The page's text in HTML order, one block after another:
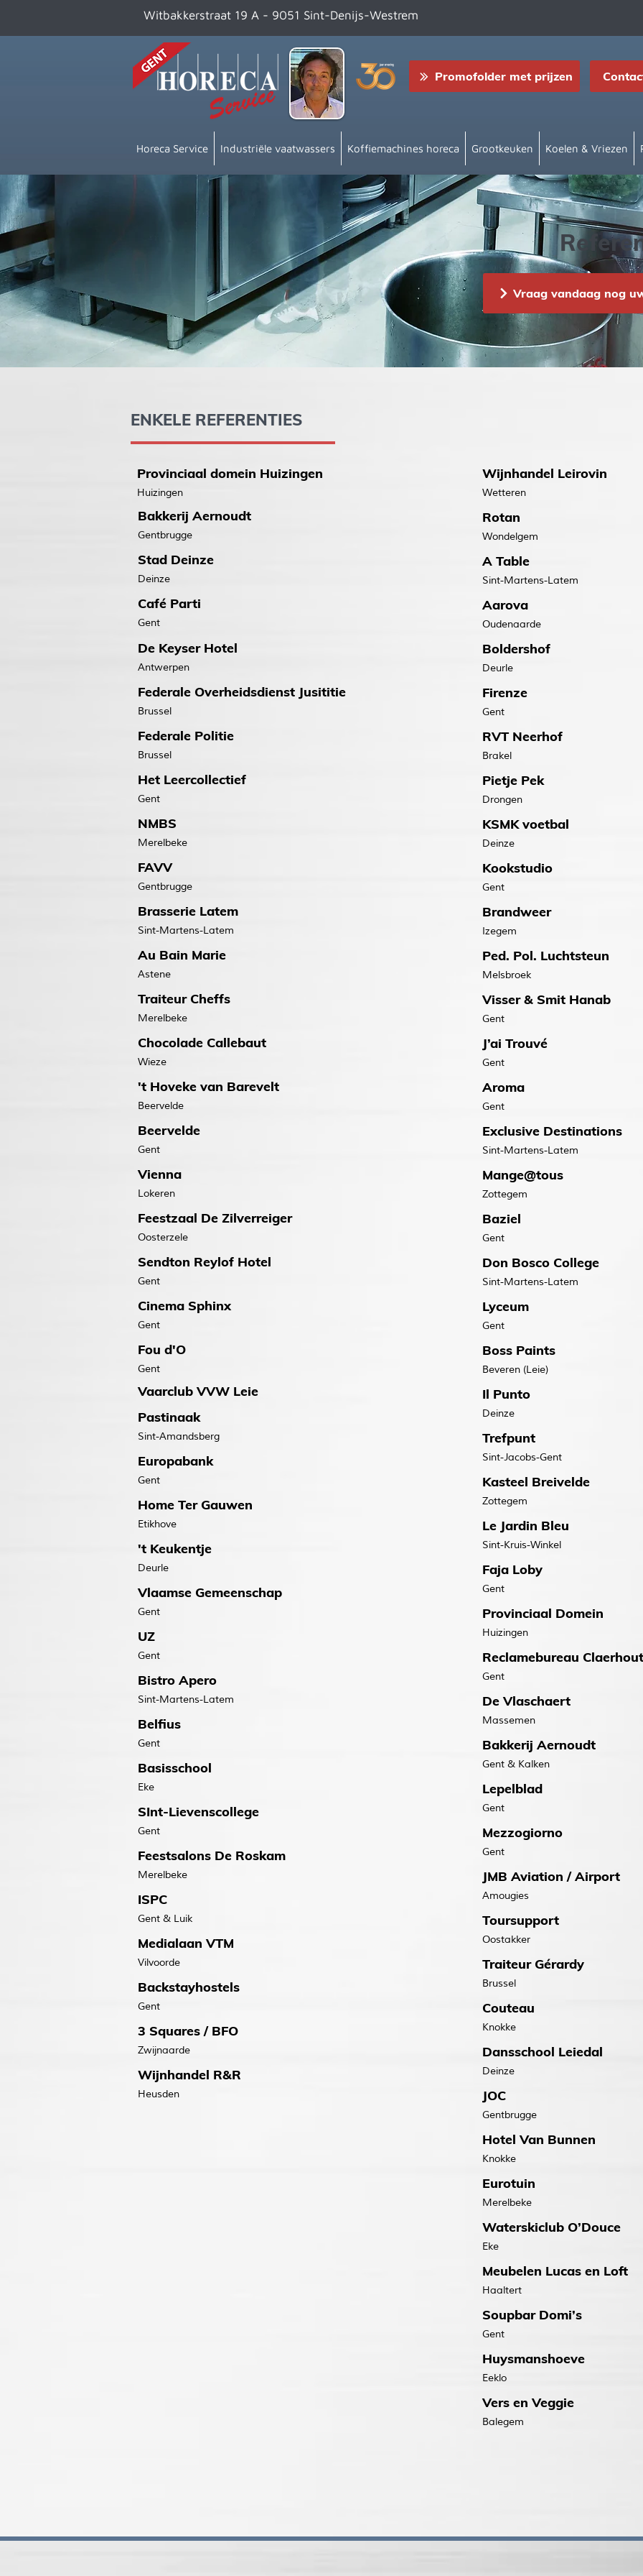
Witbakkerstraat 19 A - 9051 Sint-Denijs-Westrem
Promofolder met prijzen
Horeca Service Industriële vaatwassers Koffiemachines horeca Grootkeuken Koelen & Vriezen
Vraag vandaag nog
ENKELE REFERENTIES
Provinciaal domein Huizingen
Huizingen
Bakkerij Aernoudt
Gentbrugge
Stad Deinze
Deinze
Café Parti
Gent
De Keyser Hotel
Antwerpen
Federale Overheidsdienst Jusititie
Brussel
Federale Politie
Brussel
Het Leercollectief
Gent
NMBS
Merelbeke
FAVV
Gentbrugge
Brasserie Latem
Sint-Martens-Latem
Au Bain Marie
Astene
Traiteur Cheffs
Merelbeke
Chocolade Callebaut
Wieze
't Hoveke van Barevelt
Beervelde
Beervelde
Gent
Vienna
Lokeren
Feestzaal De Zilverreiger
Oosterzele
Sendton Reylof Hotel
Gent
Cinema Sphinx
Gent
Fou d'O
Gent
Vaarclub VVW Leie
Pastinaak
Sint-Amandsberg
Europabank
Gent
Home Ter Gauwen
Etikhove
't Keukentje
Deurle
Vlaamse Gemeenschap
Gent
UZ
Gent
Bistro Apero
Sint-Martens-Latem
Belfius
Gent
Basisschool
Eke
SInt-Lievenscollege
Gent
Feestsalons De Roskam
Merelbeke
ISPC
Gent & Luik
Medialaan VTM
Vilvoorde
Backstayhostels
Gent
3 Squares / BFO
Zwijnaarde
Wijnhandel R&R
Heusden
Wijnhandel Leirovin
Wetteren
Rotan
Wondelgem
A Table
Sint-Martens-Latem
Aarova
Oudenaarde
Boldershof
Deurle
Firenze
Gent
RVT Neerhof
Brakel
Pietje Pek
Drongen
KSMK voetbal
Deinze
Kookstudio
Gent
Brandweer
Izegem
Ped. Pol. Luchtsteun
Melsbroek
Visser & Smit Hanab
Gent
J’ai Trouvé
Gent
Aroma
Gent
Exclusive Destinations
Sint-Martens-Latem
Mange@tous
Zottegem
Baziel
Gent
Don Bosco College
Sint-Martens-Latem
Lyceum
Gent
Boss Paints
Beveren (Leie)
Il Punto
Deinze
Trefpunt
Sint-Jacobs-Gent
Kasteel Breivelde
Zottegem
Le Jardin Bleu
Sint-Kruis-Winkel
Faja Loby
Gent
Provinciaal Domein
Huizingen
Reclamebureau Claerhout
Gent
De Vlaschaert
Massemen
Bakkerij Aernoudt
Gent & Kalken
Lepelblad
Gent
Mezzogiorno
Gent
JMB Aviation / Airport
Amougies
Toursupport
Oostakker
Traiteur Gérardy
Brussel
Couteau
Knokke
Dansschool Leiedal
Deinze
JOC
Gentbrugge
Hotel Van Bunnen
Knokke
Eurotuin
Merelbeke
Waterskiclub O’Douce
Eke
Meubelen Lucas en Loft
Haaltert
Soupbar Domi’s
Gent
Huysmanshoeve
Eeklo
Vers en Veggie
Balegem